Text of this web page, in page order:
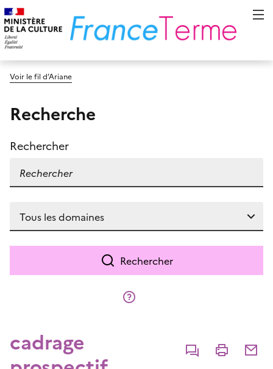
Voir le fil d’Ariane
Recherche
Rechercher
Rechercher
cadrage
CommenterImprimer